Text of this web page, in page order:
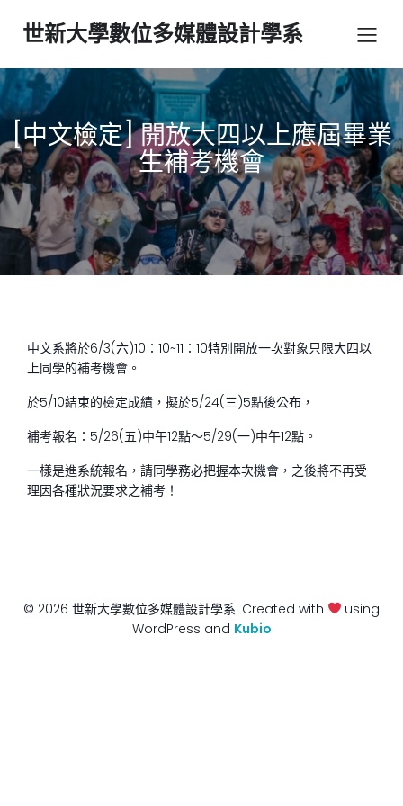
世新大學數位多媒體設計學系
[中文檢定] 開放大四以上應屆畢業
生補考機會
中文系將於6/3(六)10：10~11：10特別開放一次對象只限大四以
上同學的補考機會。
於5/10結束的檢定成績，擬於5/24(三)5點後公布，
補考報名：5/26(五)中午12點～5/29(一)中午12點。
一樣是進系統報名，請同學務必把握本次機會，之後將不再受
理因各種狀況要求之補考！
© 2026 世新大學數位多媒體設計學系. Created with
using
WordPress and Kubio